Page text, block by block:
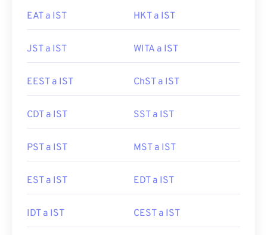
EAT a IST HKT a IST
JST a IST WITA a IST
EEST a IST ChST a IST
CDT a IST SST a IST
PST a IST MST a IST
EST a IST EDT a IST
IDT a IST CEST a IST